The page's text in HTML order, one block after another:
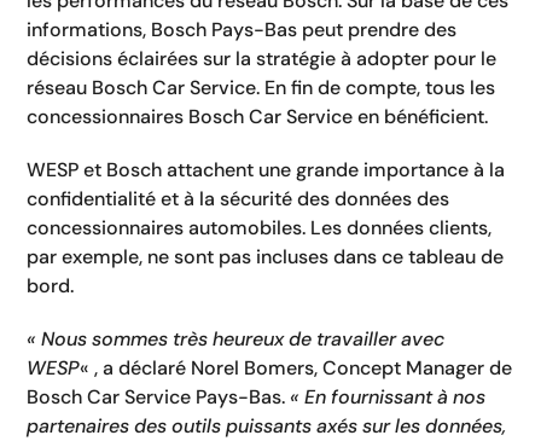
informations, Bosch Pays-Bas peut prendre des
décisions éclairées sur la stratégie à adopter pour le
réseau Bosch Car Service. En fin de compte, tous les
concessionnaires Bosch Car Service en bénéficient.
WESP et Bosch attachent une grande importance à la
confidentialité et à la sécurité des données des
concessionnaires automobiles. Les données clients,
par exemple, ne sont pas incluses dans ce tableau de
bord.
« Nous sommes très heureux de travailler avec
WESP« , a déclaré Norel Bomers, Concept Manager de
Bosch Car Service Pays-Bas. « En fournissant à nos
partenaires des outils puissants axés sur les données,